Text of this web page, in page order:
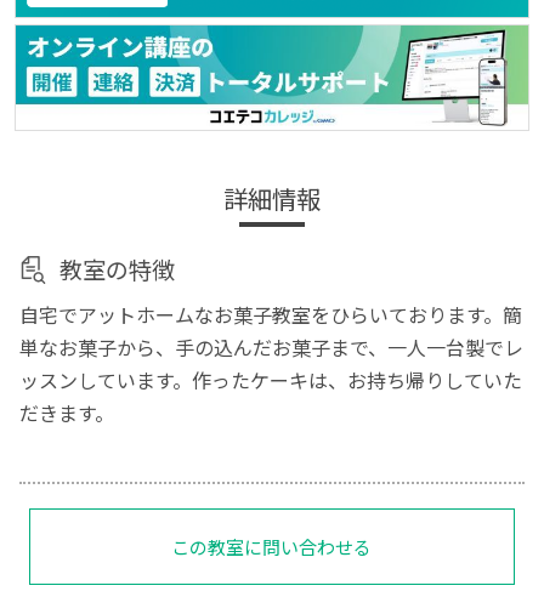
詳細情報
教室の特徴
自宅でアットホームなお菓子教室をひらいております。簡
単なお菓子から、手の込んだお菓子まで、一人一台製でレ
ッスンしています。作ったケーキは、お持ち帰りしていた
だきます。
この教室に問い合わせる